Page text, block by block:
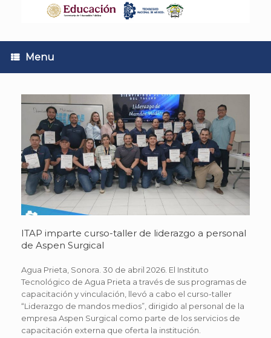
Menu
ITAP imparte curso-taller de liderazgo a personal
de Aspen Surgical
Agua Prieta, Sonora. 30 de abril 2026. El Instituto
Tecnológico de Agua Prieta a través de sus programas de
capacitación y vinculación, llevó a cabo el curso-taller
“Liderazgo de mandos medios”, dirigido al personal de la
empresa Aspen Surgical como parte de los servicios de
capacitación externa que oferta la institución.